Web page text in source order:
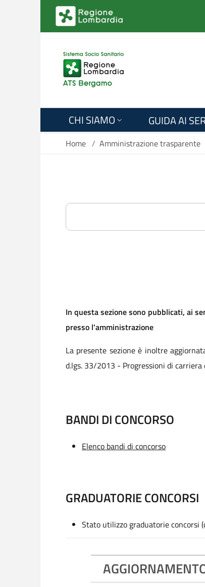
Salta al contenuto principale
CHI SIAMO GUIDA AI
Home / Amministrazione trasparente
In questa sezione sono pubblicati, ai
presso l'amministrazione
La presente sezione è inoltre
d.lgs. 33/2013 - Progressioni di carriera
BANDI DI CONCORSO
Elenco bandi di concorso
GRADUATORIE CONCORSI
Stato utilizzo graduatorie concorsi